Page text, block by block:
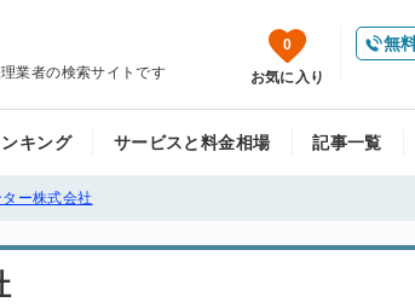
業者の検索サイトです
0
お気に入り
無
キング サービスと料金相場 記事一覧
ー株式会社